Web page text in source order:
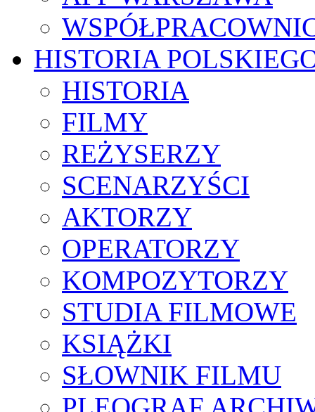
HISTORIA
HISTORIA
FILMY
REŻYSERZY
SCENARZYŚCI
AKTORZY
OPERATORZY
KOMPOZYTORZY
STUDIA FILMOWE
KSIĄŻKI
SŁOWNIK FILMU